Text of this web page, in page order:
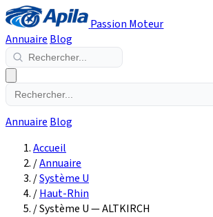
Passion Moteur
Annuaire Blog
Annuaire Blog
Accueil
/Annuaire
/Système U
/Haut-Rhin
/Système U — ALTKIRCH